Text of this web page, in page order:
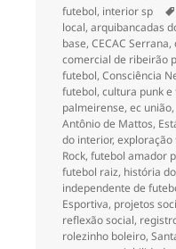
em
futebol, interior sp
local, arquibancadas
base, CECAC Serrana,
comercial de ribeirão
futebol, Consciência
futebol, cultura punk e
palmeirense, ec união,
Antônio de Mattos,
do interior, exploração
Rock, futebol amador
futebol raiz, história
independente de
Esportiva, projetos
reflexão social,
rolezinho boleiro,